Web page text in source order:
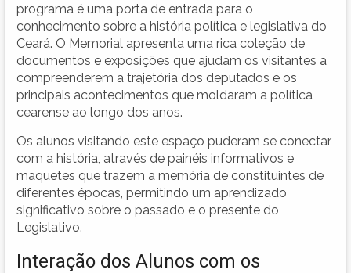
programa é uma porta de entrada para o
conhecimento sobre a história política e legislativa do
Ceará. O Memorial apresenta uma rica coleção de
documentos e exposições que ajudam os visitantes a
compreenderem a trajetória dos deputados e os
principais acontecimentos que moldaram a política
cearense ao longo dos anos.
Os alunos visitando este espaço puderam se conectar
com a história, através de painéis informativos e
maquetes que trazem a memória de constituintes de
diferentes épocas, permitindo um aprendizado
significativo sobre o passado e o presente do
Legislativo.
Interação dos Alunos com os